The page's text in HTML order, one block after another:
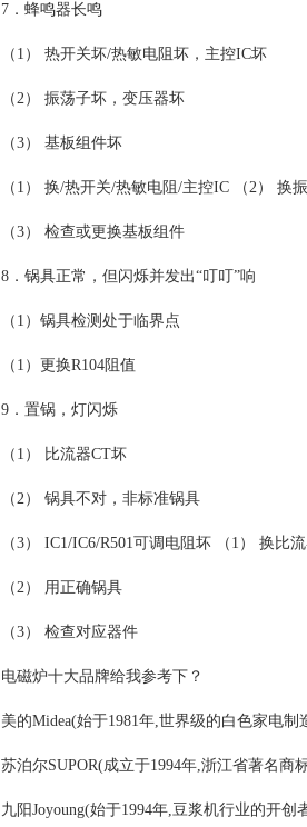
7．蜂鸣器长鸣
（1） 热开关坏/热敏电阻坏，主控IC坏
（2） 振荡子坏，变压器坏
（3） 基板组件坏
（1） 换/热开关/热敏电阻/主控IC （2） 换
（3） 检查或更换基板组件
8．锅具正常，但闪烁并发出“叮叮”响
（1）锅具检测处于临界点
（1）更换R104阻值
9．置锅，灯闪烁
（1） 比流器CT坏
（2） 锅具不对，非标准锅具
（3） IC1/IC6/R501可调电阻坏 （1） 换比
（2） 用正确锅具
（3） 检查对应器件
电磁炉十大品牌给我参考下？
美的Midea(始于1981年,世界级的白色家电
苏泊尔SUPOR(成立于1994年,浙江省著名
九阳Joyoung(始于1994年,豆浆机行业的开